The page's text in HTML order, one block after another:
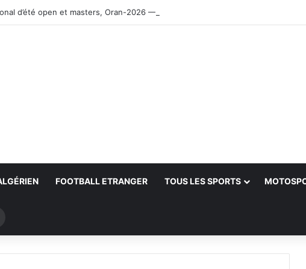
d’été open et masters, Oran-2026 — Le CRB s’adjuge le titre
FOOTBALL ETRANGER TOUS LES SPORTS